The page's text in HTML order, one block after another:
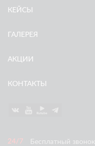
КЕЙСЫ
ГАЛЕРЕЯ
АКЦИИ
КОНТАКТЫ
Бесплатный звонок